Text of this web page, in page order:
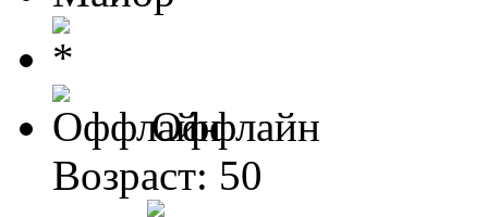
Оффлайн
Возраст: 50